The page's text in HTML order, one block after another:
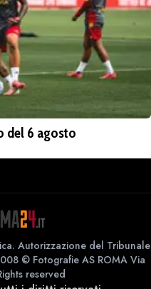
del 6 agosto
Autorizzazione del Tribunale
© Fotografie AS ROMA Via
reserved